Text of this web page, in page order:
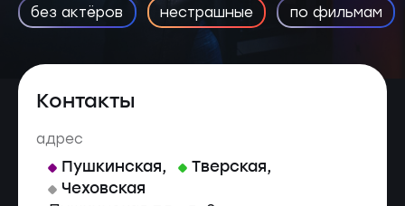
без актёров нестрашные по фильмам
Контакты
адрес
Пушкинская, Тверская,
Чеховская